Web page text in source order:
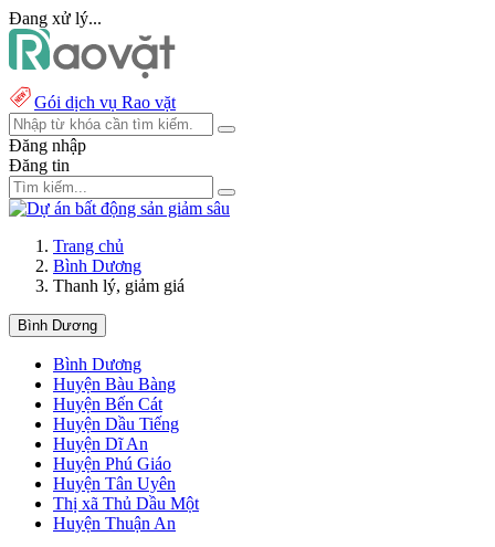
Đang xử lý...
Gói dịch vụ Rao vặt
Đăng nhập
Đăng tin
Trang chủ
Bình Dương
Thanh lý, giảm giá
Bình Dương
Bình Dương
Huyện Bàu Bàng
Huyện Bến Cát
Huyện Dầu Tiếng
Huyện Dĩ An
Huyện Phú Giáo
Huyện Tân Uyên
Thị xã Thủ Dầu Một
Huyện Thuận An